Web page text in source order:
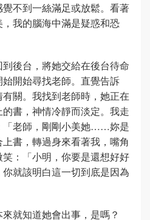
不到一絲滿足或放鬆。看著
我的腦海中滿是疑惑和恐
後台，將她交給在後台待命
開始尋找老師。直覺告訴
關。我找到老師時，她正在
書，神情冷靜而淡定。我走
「老師，剛剛小美她……妳是
書，轉過身來看著我，嘴角
：「小明，你要是還想好好
就該明白這一切到底是因為
就知道她會出事，是嗎？